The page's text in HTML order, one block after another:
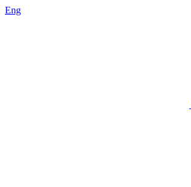
Eng